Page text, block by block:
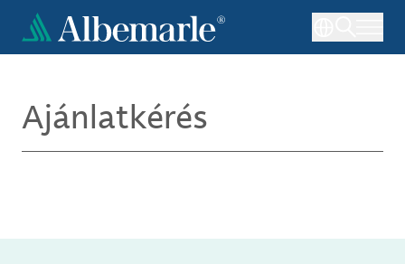
Ugrás
tartalomra
Ajánlatkérés